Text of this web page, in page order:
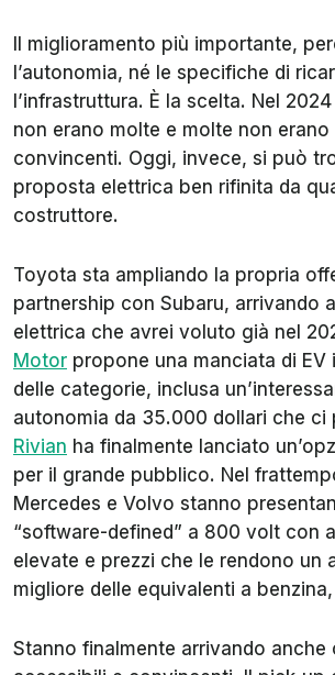
Il miglioramento più importante,
l’autonomia, né le specifiche di
l’infrastruttura. È la scelta. Nel
non erano molte e molte non
convincenti. Oggi, invece, si può
proposta elettrica ben rifinita da
costruttore.
Toyota sta ampliando la propria
partnership con Subaru, arrivando
elettrica che avrei voluto già nel
Motor propone una manciata di EV
delle categorie, inclusa
autonomia da 35.000 dollari che ci
Rivian ha finalmente lanciato
per il grande pubblico. Nel
Mercedes e Volvo stanno
“software-defined” a 800 volt con
elevate e prezzi che le rendono un
migliore delle equivalenti a
Stanno finalmente arrivando anche